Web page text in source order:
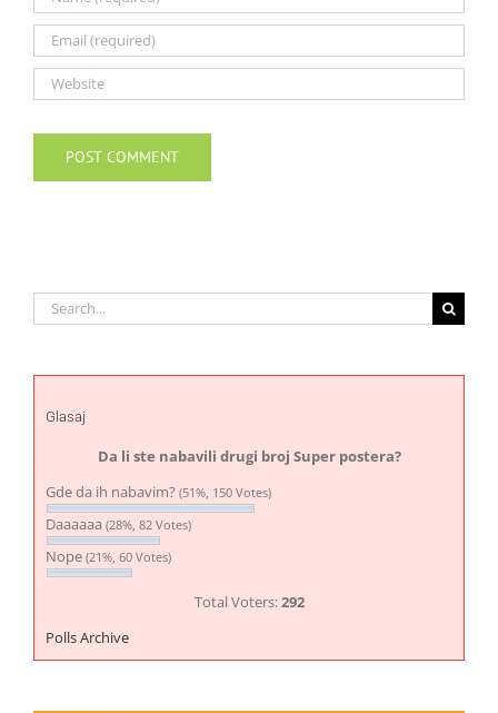
Search
for:
Glasaj
Da li ste nabavili drugi broj Super postera?
Gde da ih nabavim? (51%, 150 Votes)
Daaaaaa (28%, 82 Votes)
Nope (21%, 60 Votes)
Total Voters:292
Polls Archive